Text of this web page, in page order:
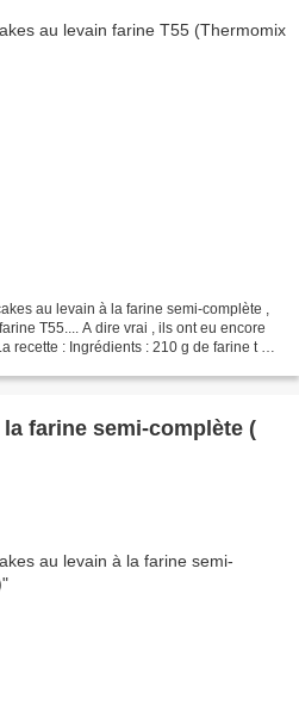
au levain à la farine semi-complète ,
T55.... A dire vrai , ils ont eu encore
recette : Ingrédients : 210 g de farine t 55
farine semi-complète (